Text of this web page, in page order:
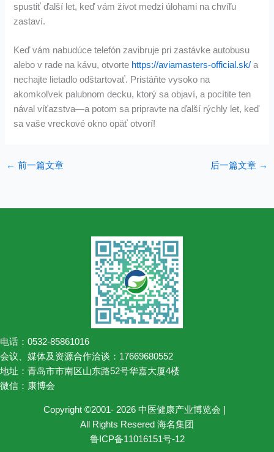
spustiť ďalší let, keď vám život medzi úlohami na chvíľu
zastaví.
Keď vám nabudúce telefón zavibruje pri zastávke autobusu
alebo v rade na kávu, otvorte https://aviamasters-official.sk/ a
nechajte lietadlo odštartovať. Pristáňte vysoko na
akomkoľvek palubnom decku, ktorý sa objaví, a pocítite ten
nával víťazstva—a potom sa pripravte na ďalší rýchly let, keď
sa vaše vreckové okno opäť otvorí!
← 前一篇文章 后一篇文章 →
电话：0532-85861016
会议、媒体及资源合作洽谈：17669680552
地址：青岛市市南区山东路52号华嘉大厦4楼
微信：康博会
Copyright ©2001- 2026 中医健康产业博览会 |
All Rights Resered 海名集团
鲁ICP备11016151号-12